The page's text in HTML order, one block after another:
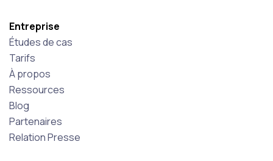
Entreprise
Études de cas
Tarifs
À propos
Ressources
Blog
Partenaires
Relation Presse